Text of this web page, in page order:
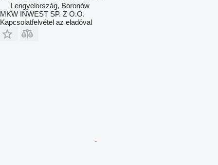
Lengyelország, Boronów
MKW INWEST SP. Z O.O.
Kapcsolatfelvétel az eladóval